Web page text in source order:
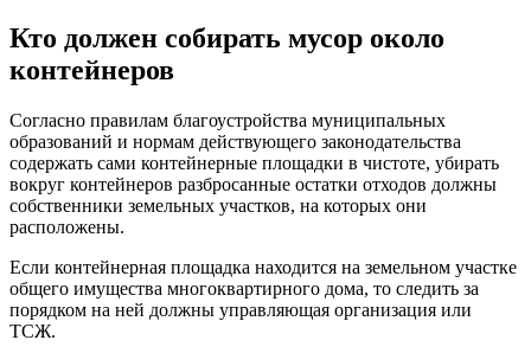
Кто должен собирать мусор около
контейнеров
Согласно правилам благоустройства муниципальных
образований и нормам действующего законодательства
содержать сами контейнерные площадки в чистоте, убирать
вокруг контейнеров разбросанные остатки отходов должны
собственники земельных участков, на которых они
расположены.
Если контейнерная площадка находится на земельном участке
общего имущества многоквартирного дома, то следить за
порядком на ней должны управляющая организация или
ТСЖ.